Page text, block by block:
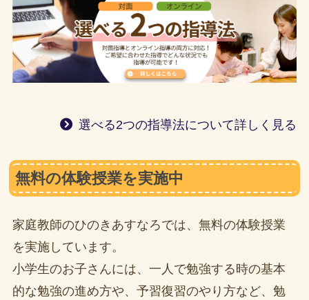
選べる2つの指導法について詳しく見る
無料の体験授業を実施中
家庭教師のひのきあすなろでは、無料の体験授業
を実施しています。
小学生のお子さんには、一人で勉強する時の基本
的な勉強の進め方や、予習復習のやり方など、勉